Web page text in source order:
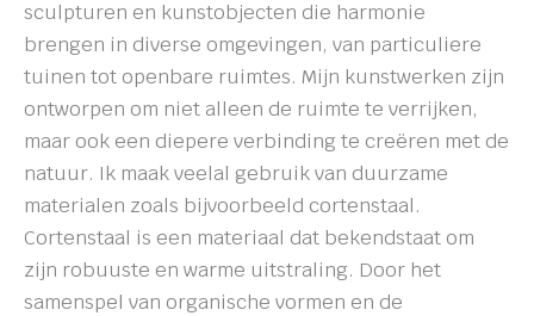
sculpturen en kunstobjecten die harmonie
brengen in diverse omgevingen, van particuliere
tuinen tot openbare ruimtes. Mijn kunstwerken zijn
ontworpen om niet alleen de ruimte te verrijken,
maar ook een diepere verbinding te creëren met de
natuur. Ik maak veelal gebruik van duurzame
materialen zoals bijvoorbeeld cortenstaal.
Cortenstaal is een materiaal dat bekendstaat om
zijn robuuste en warme uitstraling. Door het
samenspel van organische vormen en de